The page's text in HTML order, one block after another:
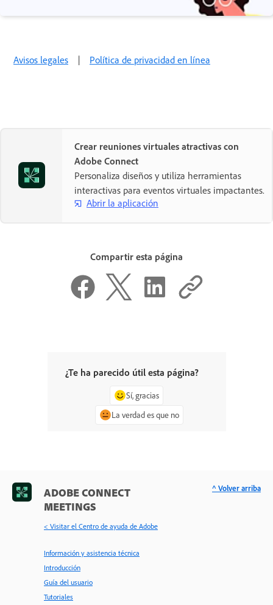
Avisos legales | Política de privacidad en línea
Crear reuniones virtuales atractivas con
Adobe Connect
Personaliza diseños y utiliza herramientas
interactivas para eventos virtuales impactantes.
Abrir la aplicación
Compartir esta página
¿Te ha parecido útil esta página?
Sí, gracias
La verdad es que no
ADOBE CONNECT
MEETINGS
< Visitar el Centro de ayuda de Adobe
Información y asistencia técnica
Introducción
Guía del usuario
Tutoriales
^ Volver arriba